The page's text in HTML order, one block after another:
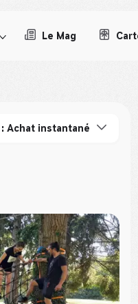
Le Mag
Achat instantané